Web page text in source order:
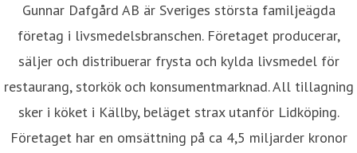
Gunnar Dafgård AB är Sveriges största familjeägda
företag i livsmedelsbranschen. Företaget producerar,
säljer och distribuerar frysta och kylda livsmedel för
restaurang, storkök och konsumentmarknad. All tillagning
sker i köket i Källby, beläget strax utanför Lidköping.
Företaget har en omsättning på ca 4,5 miljarder kronor